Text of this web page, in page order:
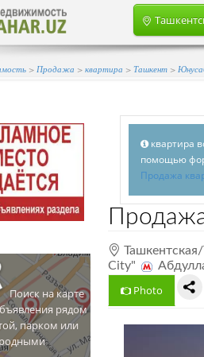
> Продажа > квартира > Ташкент >
Поиск на карте
рядом
парком или
родными
квартира
помощью
Продажа
City"
Photo